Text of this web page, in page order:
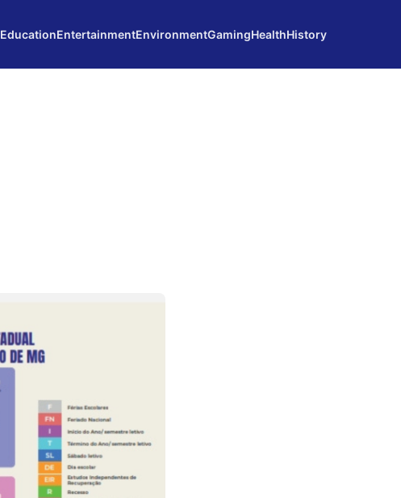
EducationEntertainmentEnvironmentGamingHealthHistory